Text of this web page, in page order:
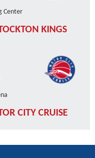
Center
KINGS
CITY CRUISE